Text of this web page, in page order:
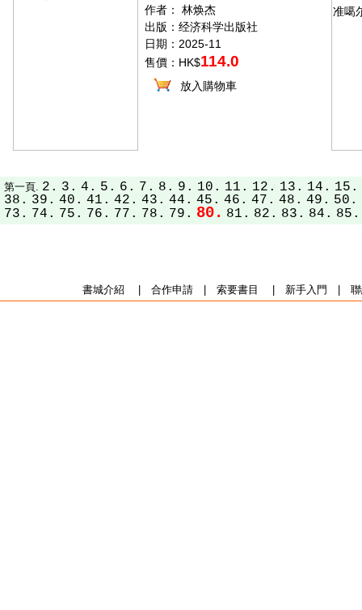
作者： 林焕杰
出版：经济科学出版社
日期：2025-11
售價：HK$114.0
放入購物車
第一頁. 2. 3. 4. 5. 6. 7. 8. 9. 10. 11. 12. 13. 14. 15.
38. 39. 40. 41. 42. 43. 44. 45. 46. 47. 48. 49. 50.
73. 74. 75. 76. 77. 78. 79. 80. 81. 82. 83. 84. 85.
書城介紹 合作申請| 索要書目 新手入門